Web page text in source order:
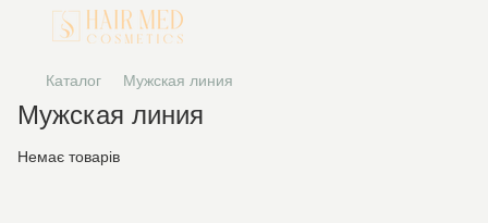
Каталог Мужская линия
Мужская линия
Немає товарів